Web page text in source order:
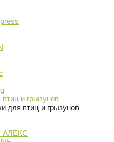
и грызунов
для птиц и грызунов